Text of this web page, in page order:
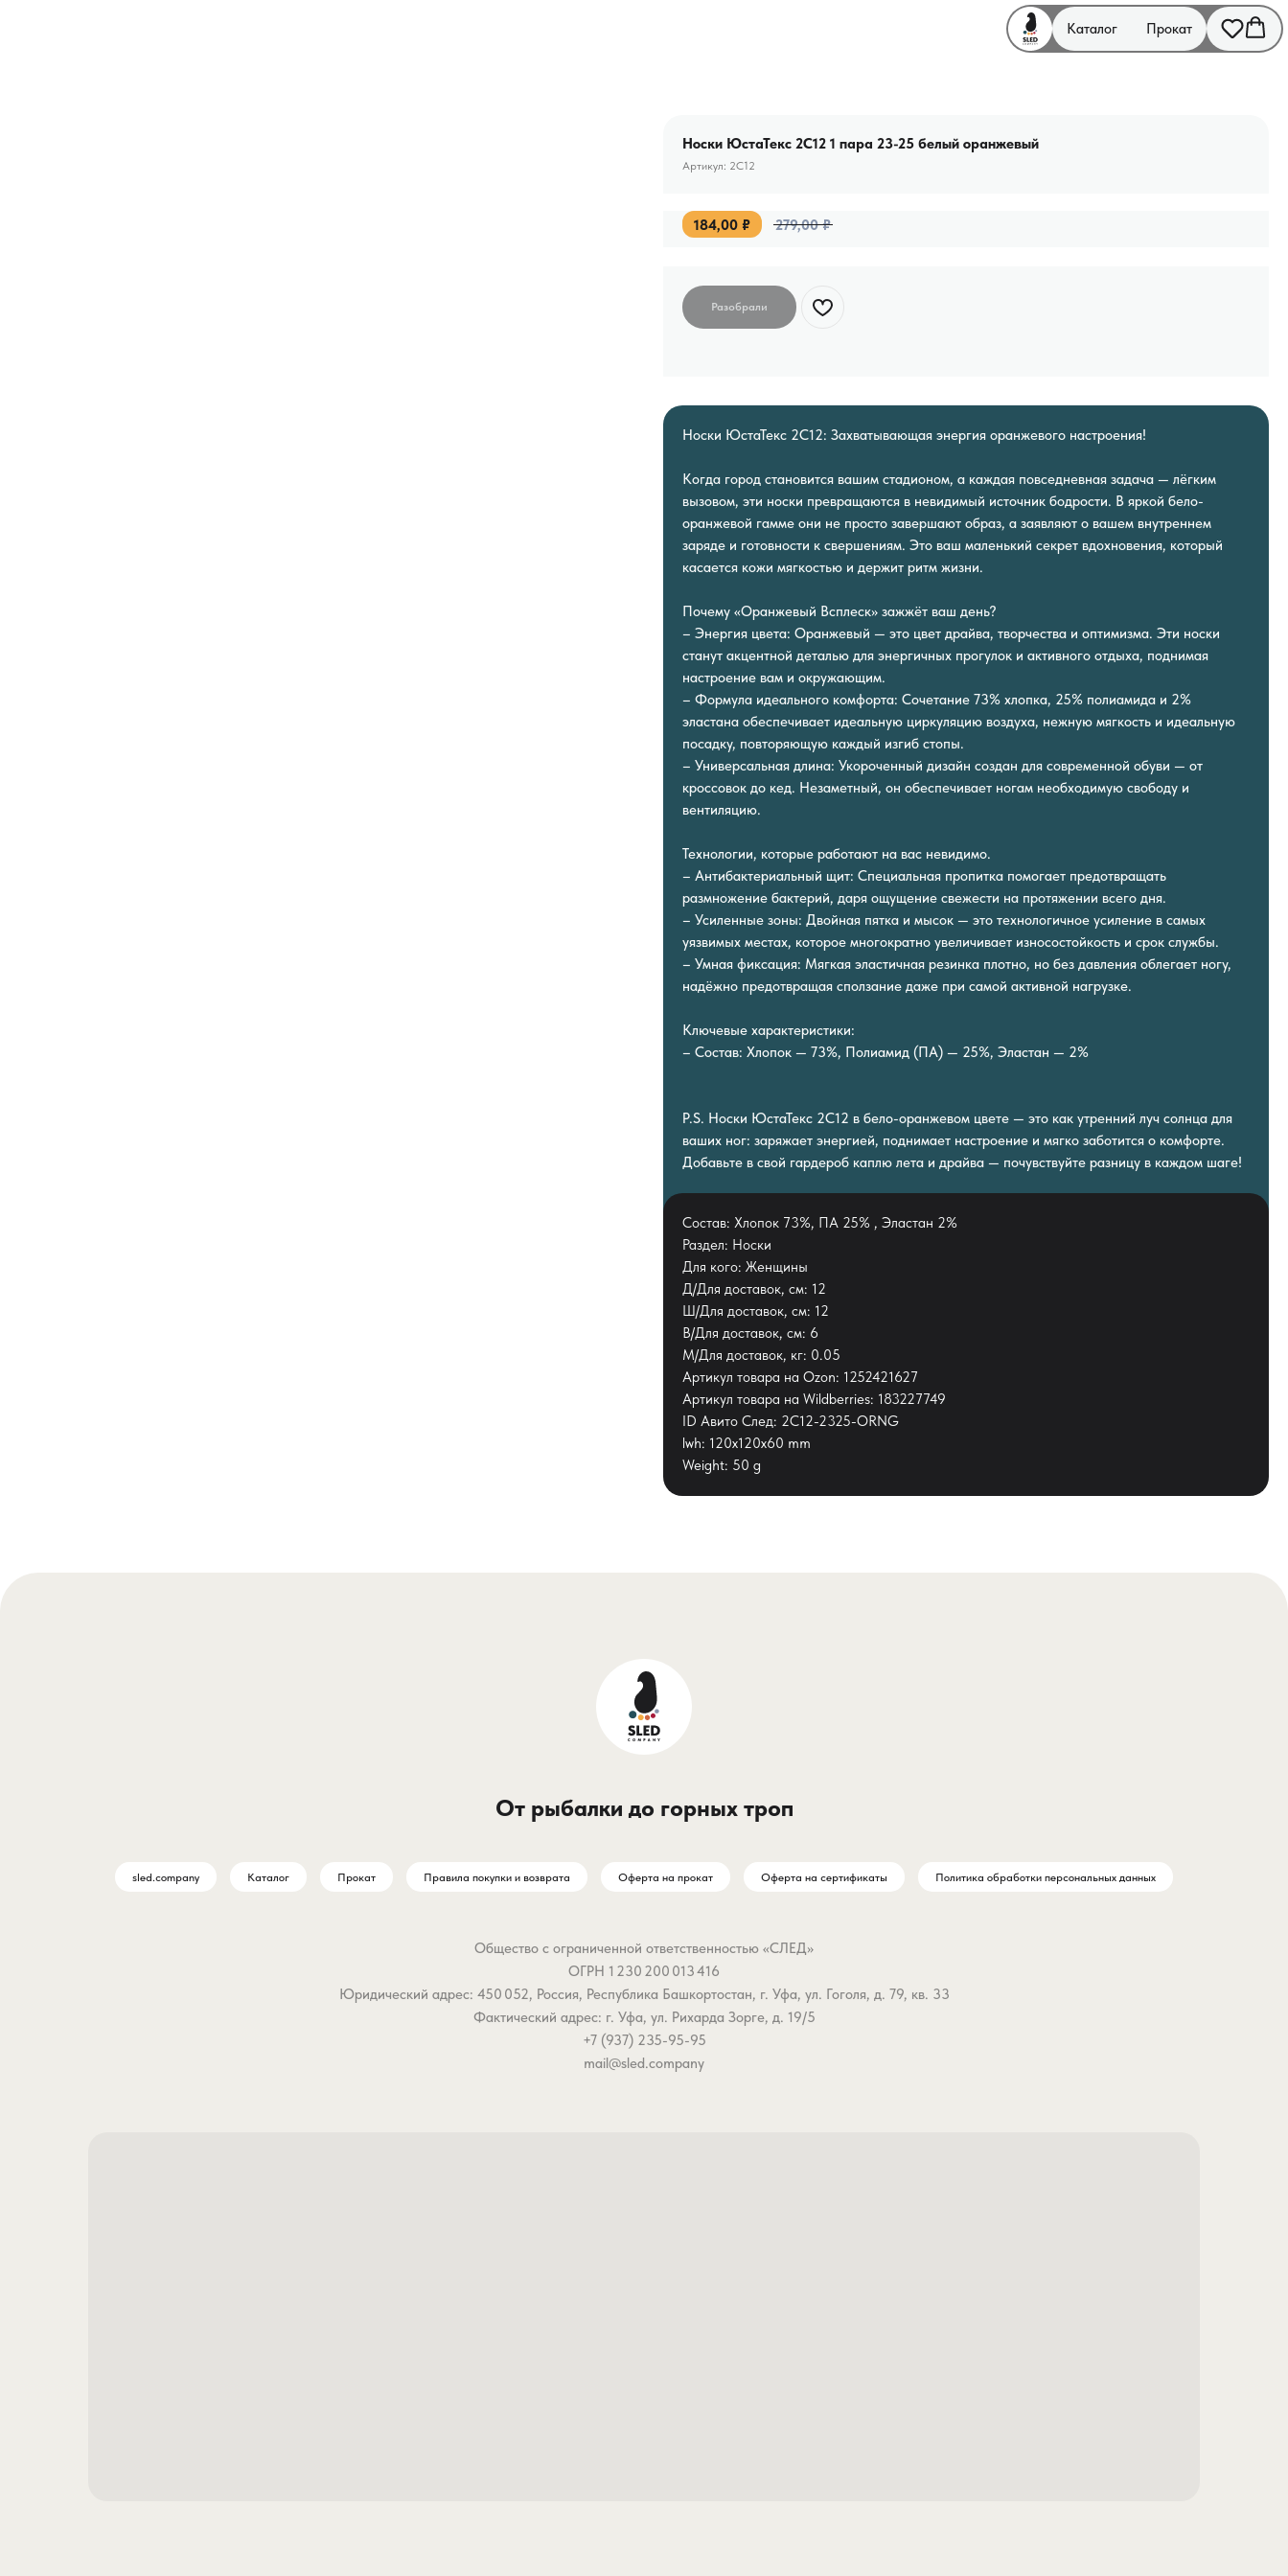
Каталог Прокат
Носки ЮстаТекс 2C12 1 пара 23-25 белый оранжевый
Артикул: 2C12
184,00 ₽ 279,00 ₽
Носки ЮстаТекс 2C12: Захватывающая энергия оранжевого настроения!
Когда город становится вашим стадионом, а каждая повседневная задача — лёгким
вызовом, эти носки превращаются в невидимый источник бодрости. В яркой бело-
оранжевой гамме они не просто завершают образ, а заявляют о вашем внутреннем
заряде и готовности к свершениям. Это ваш маленький секрет вдохновения, который
касается кожи мягкостью и держит ритм жизни.
Почему «Оранжевый Всплеск» зажжёт ваш день?
– Энергия цвета: Оранжевый — это цвет драйва, творчества и оптимизма. Эти носки
станут акцентной деталью для энергичных прогулок и активного отдыха, поднимая
настроение вам и окружающим.
– Формула идеального комфорта: Сочетание 73% хлопка, 25% полиамида и 2%
эластана обеспечивает идеальную циркуляцию воздуха, нежную мягкость и идеальную
посадку, повторяющую каждый изгиб стопы.
– Универсальная длина: Укороченный дизайн создан для современной обуви — от
кроссовок до кед. Незаметный, он обеспечивает ногам необходимую свободу и
вентиляцию.
Технологии, которые работают на вас невидимо.
– Антибактериальный щит: Специальная пропитка помогает предотвращать
размножение бактерий, даря ощущение свежести на протяжении всего дня.
– Усиленные зоны: Двойная пятка и мысок — это технологичное усиление в самых
уязвимых местах, которое многократно увеличивает износостойкость и срок службы.
– Умная фиксация: Мягкая эластичная резинка плотно, но без давления облегает ногу,
надёжно предотвращая сползание даже при самой активной нагрузке.
Ключевые характеристики:
– Состав: Хлопок — 73%, Полиамид (ПА) — 25%, Эластан — 2%
P.S. Носки ЮстаТекс 2C12 в бело-оранжевом цвете — это как утренний луч солнца для
ваших ног: заряжает энергией, поднимает настроение и мягко заботится о комфорте.
Добавьте в свой гардероб каплю лета и драйва — почувствуйте разницу в каждом шаге!
Состав: Хлопок 73%, ПА 25% , Эластан 2%
Раздел: Носки
Для кого: Женщины
Д/Для доставок, см: 12
Ш/Для доставок, см: 12
В/Для доставок, см: 6
М/Для доставок, кг: 0.05
Артикул товара на Ozon: 1252421627
Артикул товара на Wildberries: 183227749
ID Авито След: 2C12-2325-ORNG
lwh: 120x120x60 mm
Weight: 50 g
От рыбалки до горных троп
sled.company Каталог Прокат Правила покупки и возврата Оферта на прокат Оферта на сертификаты Политика обработки персональных данных
Общество с ограниченной ответственностью «СЛЕД»
ОГРН 1 230 200 013 416
Юридический адрес: 450 052, Россия, Республика Башкортостан, г. Уфа, ул. Гоголя, д. 79, кв. 33
Фактический адрес: г. Уфа, ул. Рихарда Зорге, д. 19/5
+7 (937) 235-95-95
mail@sled.company